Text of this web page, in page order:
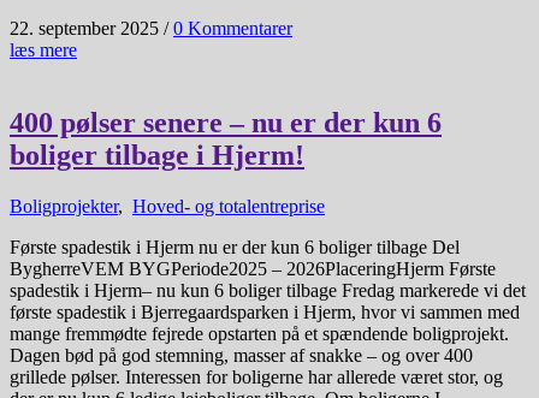
22. september 2025 / 0 Kommentarer
læs mere
400 pølser senere – nu er der kun 6
boliger tilbage i Hjerm!
Boligprojekter, Hoved- og totalentreprise
Første spadestik i Hjerm nu er der kun 6 boliger tilbage Del
BygherreVEM BYGPeriode2025 – 2026PlaceringHjerm Første
spadestik i Hjerm– nu kun 6 boliger tilbage Fredag markerede vi det
første spadestik i Bjerregaardsparken i Hjerm, hvor vi sammen med
mange fremmødte fejrede opstarten på et spændende boligprojekt.
Dagen bød på god stemning, masser af snakke – og over 400
grillede pølser. Interessen for boligerne har allerede været stor, og